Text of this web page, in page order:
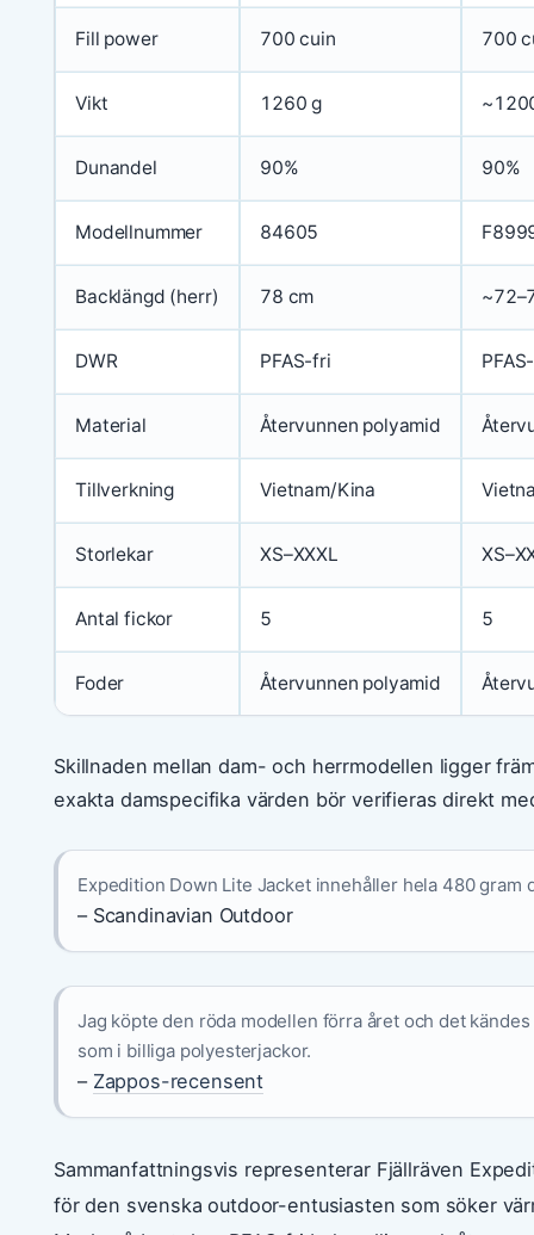
Fill power 700 cuin 700
Vikt 1260 g
Dunandel 90% 90%
Modellnummer 84605
Backlängd (herr) 78 cm
DWR PFAS-fri
Material Återvunnen polyamid
Tillverkning Vietnam/Kina
Storlekar XS–XXXL
Antal fickor 5 5
Foder Återvunnen polyamid
Skillnaden mellan dam- och herrmodellen ligger
exakta damspecifika värden bör verifieras direkt
Expedition Down Lite Jacket innehåller hela 480 gram
– Scandinavian Outdoor
Jag köpte den röda modellen förra året och det
som i billiga polyesterjackor.
– Zappos-recensent
Sammanfattningsvis representerar Fjällräven
för den svenska outdoor-entusiasten som söker